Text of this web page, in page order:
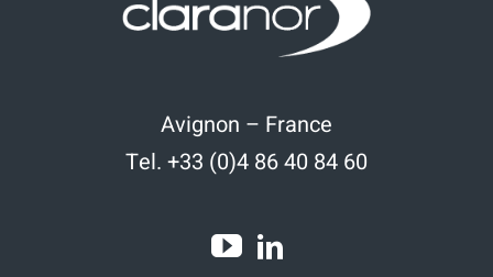
Avignon – France
Tel. +33 (0)4 86 40 84 60